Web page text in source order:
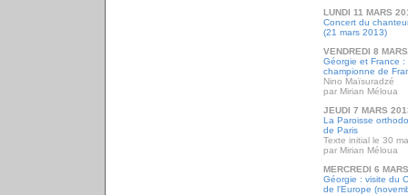
LUNDI 11 MARS
Concert du
(21 mars 2013)
VENDREDI 8
Géorgie et France :
championne de
Nino Maïsuradzé
par Mirian Méloua
JEUDI 7 MARS
La Paroisse
de Paris
Texte initial le 30
par Mirian Méloua
MERCREDI 6
Géorgie : visite du
de l'Europe